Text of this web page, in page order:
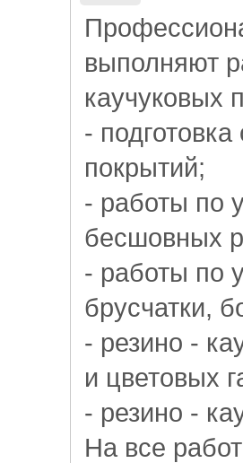
выполняют
каучуковых
-
покрытий;
- работы по
бесшовных
- работы по
брусчатки,
- резино -
и цветовых
- резино -
На все